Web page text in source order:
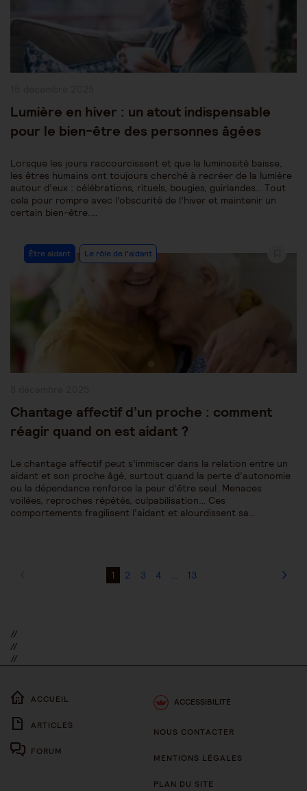
Lumière en hiver : un atout indispensable
pour le bien-être des personnes âgées
Lorsque les jours raccourcissent et que la luminosité baisse,
les êtres humains ont toujours cherché à recréer de la lumière
autour d’eux : célébrations, rituels, bougies, guirlandes… Tout
cela pour rompre avec l’obscurité de l’hiver et maintenir un
certain bien-être.…
Post
Category:
Être aidant Le rôle de l'aidant
Chantage affectif d’un proche : comment
réagir quand on est aidant ?
Le chantage affectif peut s’immiscer dans la relation entre un
aidant et son proche âgé, surtout quand la perte d’autonomie
ou la dépendance renforce la peur d’être seul. Menaces
voilées, reproches répétés, culpabilisation… Ces
comportements fragilisent l’aidant et alourdissent sa…
1 2 3 4 … 13
//
//
//
ACCUEIL
ARTICLES
FORUM
ACCESSIBILITÉ
NOUS CONTACTER
MENTIONS LÉGALES
PLAN DU SITE